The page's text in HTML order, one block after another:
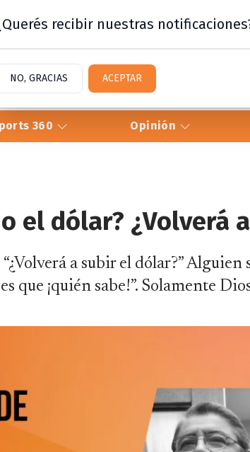
360 Opinión
el dólar? ¿Volverá
a subir el dólar?” Alguien
que ¡quién sabe!”. Solamente
recibir nuestras
NO, GRACIAS ACEPTAR